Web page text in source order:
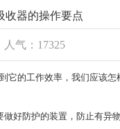
收器的操作要点
气：17325
的工作效率，我们应该怎
防护的装置，防止有异物